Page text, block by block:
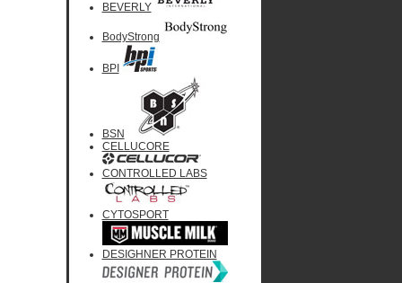
BEVERLY
BodyStrong
BPI
BSN
CELLUCORE
CONTROLLED LABS
CYTOSPORT
DESIGHNER PROTEIN